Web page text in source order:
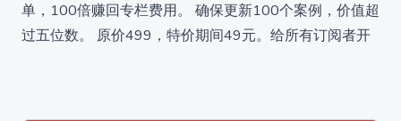
单，100倍赚回专栏费用。 确保更新100个案例，价值超
过五位数。 原价499，特价期间49元。给所有订阅者开